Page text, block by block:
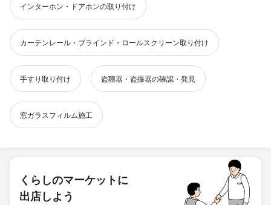
インターホン・ドアホンの取り付け
カーテンレール・ブラインド・ロールスクリーン取り付け
手すり取り付け 盗聴器・盗撮器の確認・発見
窓ガラスフィルム施工
くらしのマーケットに
出店しよう